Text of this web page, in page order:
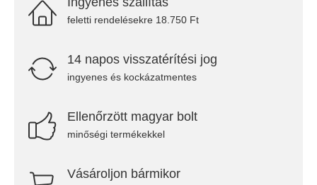
feletti rendelésekre 18.750 Ft
14 napos visszatérítési jog
ingyenes és kockázatmentes
Ellenőrzött magyar bolt
minőségi termékekkel
Vásároljon bármikor